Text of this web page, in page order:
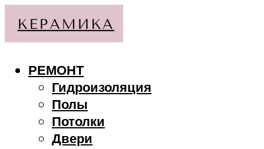
РЕМОНТ
Гидроизоляция
Полы
Потолки
Двери